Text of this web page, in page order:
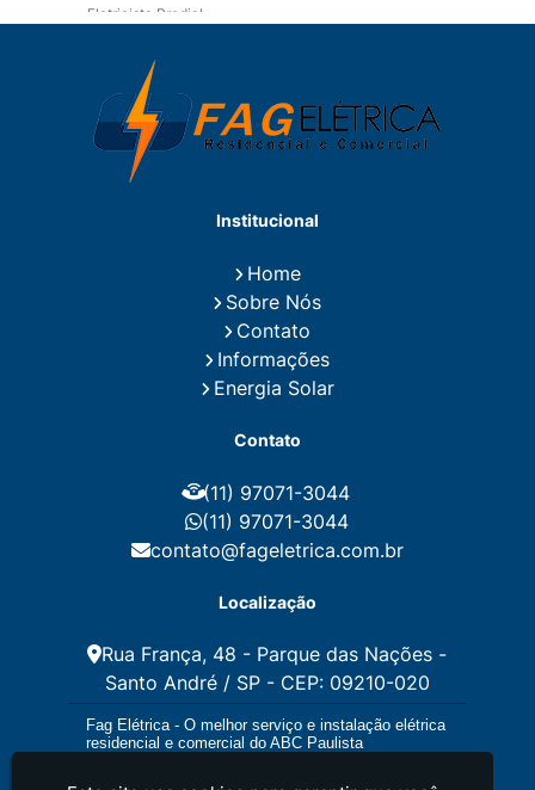
Eletricista Predial
Eletricista Residencial
Eletricista Residencial E Predial
Eletricistas de Manutenção
Empresa de Instalações Elétricas
Empresa de Manutenção Eletrica
Empresa de Prestação de Serviços Eletricos
Fiação para Instalação Eletrica Residencial
Instalação de Energia Solar Residencial Preço
Instalação de Painel Solar
Instalação de Placa Solar
Instalação de Sistema Fotovoltaico
Instalação E Manutenção Elétrica
Instalação Elétrica Comercial
Instalação Elétrica Residencial Simples
Instalações Elétricas Prediais
Instalações Elétricas Residenciais
Instalador de Energia Solar
Instalador de Placa Solar
Instalador Fotovoltaico
Instalar Energia Solar
Manutenção Elétrica
Manutenção Eletrica Predial
Manutenção Elétrica Preventiva
Manutenção Eletrica Residencial
Manutenção Preventiva E Corretiva Instalações
Institucional
Home
Sobre Nós
Contato
Informações
Energia Solar
Contato
(11) 97071-3044
(11) 97071-3044
contato@fageletrica.com.br
Localização
Rua França, 48 - Parque das Nações -
Santo André / SP - CEP: 09210-020
Fag Elétrica - O melhor serviço e instalação elétrica
residencial e comercial do ABC Paulista